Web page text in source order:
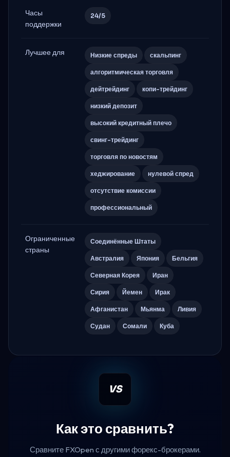
Часы
поддержки
24/5
Лучшее для Низкие спреды скальпинг
алгоритмическая торговля
дейтрейдинг копи-трейдинг
низкий депозит
высокий кредитный плечо
свинг-трейдинг
торговля по новостям
хеджирование нулевой спред
отсутствие комиссии
профессиональный
Ограниченные
страны
Соединённые Штаты
Австралия Япония Бельгия
Северная Корея Иран
Сирия Йемен Ирак
Афганистан Мьянма Ливия
Судан Сомали Куба
VS
Как это сравнить?
Сравните FXOpen с другими форекс-брокерами.